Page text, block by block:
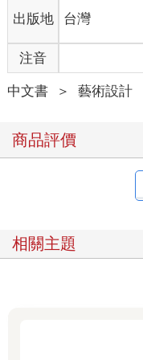
出版地 台灣
注音
中文書 ＞ 藝術設計
商品評價
相關主題